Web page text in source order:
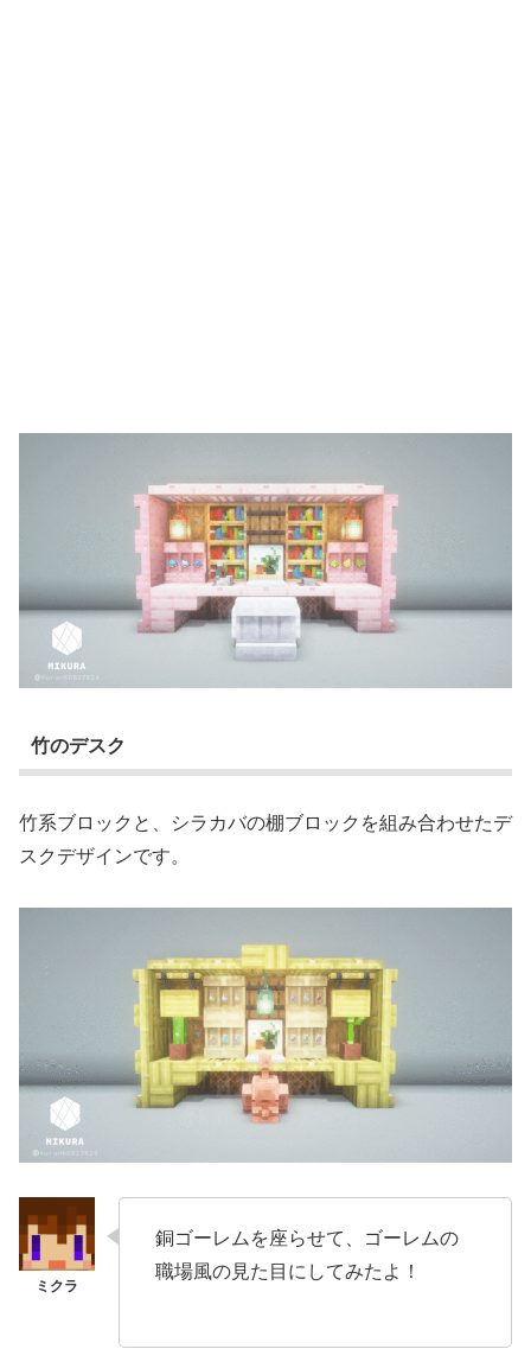
竹のデスク
竹系ブロックと、シラカバの棚ブロックを組み合わせたデ
スクデザインです。
銅ゴーレムを座らせて、ゴーレムの
職場風の見た目にしてみたよ！